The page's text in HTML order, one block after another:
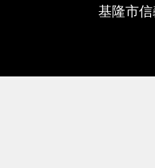
基隆市